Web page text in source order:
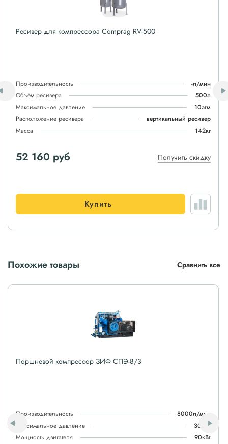
Ресивер для компрессора Comprag RV-500
Производительность
-л/мин
Объём ресивера
500л
Максимальное давление
10атм
Расположение ресивера
вертикальный ресивер
Масса
142кг
52 160 руб Получить скидку
Купить
Похожие товары Сравнить все
Поршневой компрессор ЗИФ СПЭ-8/3
Производительность
8000л/мин
Максимальное давление
30атм
Мощность двигателя
90кВт